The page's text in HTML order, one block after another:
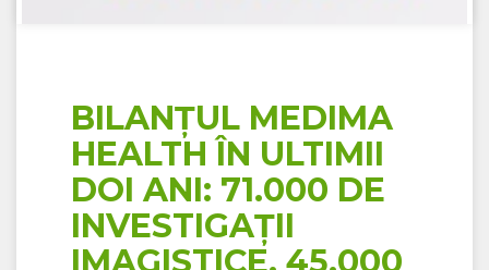
BILANȚUL MEDIMA
HEALTH ÎN ULTIMII
DOI ANI: 71.000 DE
INVESTIGAȚII
IMAGISTICE, 45.000